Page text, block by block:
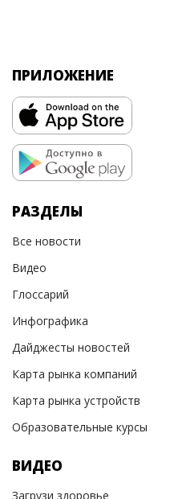
ПРИЛОЖЕНИЕ
РАЗДЕЛЫ
Все новости
Видео
Глоссарий
Инфографика
Дайджесты новостей
Карта рынка компаний
Карта рынка устройств
Образовательные курсы
ВИДЕО
Загрузи здоровье